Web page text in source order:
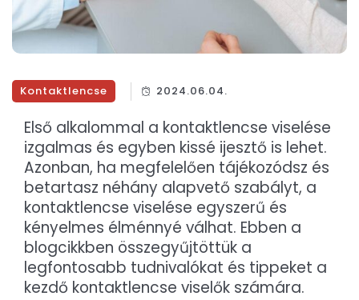
Kontaktlencse 2024.06.04.
Első alkalommal a kontaktlencse viselése
izgalmas és egyben kissé ijesztő is lehet.
Azonban, ha megfelelően tájékozódsz és
betartasz néhány alapvető szabályt, a
kontaktlencse viselése egyszerű és
kényelmes élménnyé válhat. Ebben a
blogcikkben összegyűjtöttük a
legfontosabb tudnivalókat és tippeket a
kezdő kontaktlencse viselők számára.